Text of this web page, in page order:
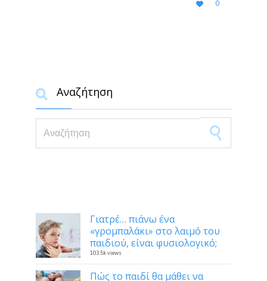

IT
0
 Αναζήτηση
Γιατρέ… πιάνω ένα
«γρομπαλάκι» στο λαιμό του
παιδιού, είναι φυσιολογικό;
103.5k views
Πώς το παιδί θα μάθει να